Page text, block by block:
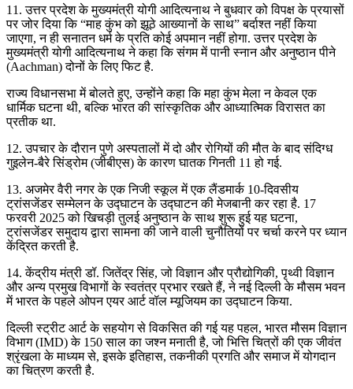
11. उत्तर प्रदेश के मुख्यमंत्री योगी आदित्यनाथ ने बुधवार को विपक्ष के प्रयासों
पर जोर दिया कि “माह कुंभ को झूठे आख्यानों के साथ” बर्दाश्त नहीं किया
जाएगा, न ही सनातन धर्म के प्रति कोई अपमान नहीं होगा. उत्तर प्रदेश के
मुख्यमंत्री योगी आदित्यनाथ ने कहा कि संगम में पानी स्नान और अनुष्ठान पीने
(Aachman) दोनों के लिए फिट है.
राज्य विधानसभा में बोलते हुए, उन्होंने कहा कि महा कुंभ मेला न केवल एक
धार्मिक घटना थी, बल्कि भारत की सांस्कृतिक और आध्यात्मिक विरासत का
प्रतीक था.
12. उपचार के दौरान पुणे अस्पतालों में दो और रोगियों की मौत के बाद संदिग्ध
गुइलेन-बैरे सिंड्रोम (जीबीएस) के कारण घातक गिनती 11 हो गई.
13. अजमेर वैरी नगर के एक निजी स्कूल में एक लैंडमार्क 10-दिवसीय
ट्रांसजेंडर सम्मेलन के उद्घाटन के उद्घाटन की मेजबानी कर रहा है. 17
फरवरी 2025 को खिचड़ी तुलई अनुष्ठान के साथ शुरू हुई यह घटना,
ट्रांसजेंडर समुदाय द्वारा सामना की जाने वाली चुनौतियों पर चर्चा करने पर ध्यान
केंद्रित करती है.
14. केंद्रीय मंत्री डॉ. जितेंद्र सिंह, जो विज्ञान और प्रौद्योगिकी, पृथ्वी विज्ञान
और अन्य प्रमुख विभागों के स्वतंत्र प्रभार रखते हैं, ने नई दिल्ली के मौसम भवन
में भारत के पहले ओपन एयर आर्ट वॉल म्यूजियम का उद्घाटन किया.
दिल्ली स्ट्रीट आर्ट के सहयोग से विकसित की गई यह पहल, भारत मौसम विज्ञान
विभाग (IMD) के 150 साल का जश्न मनाती है, जो भित्ति चित्रों की एक जीवंत
श्रृंखला के माध्यम से, इसके इतिहास, तकनीकी प्रगति और समाज में योगदान
का चित्रण करती है.